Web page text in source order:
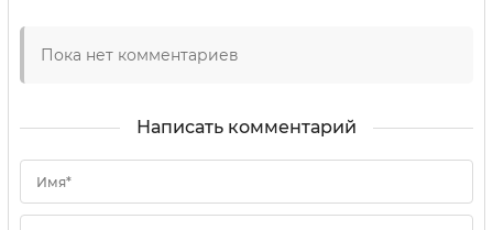
Пока нет комментариев
Написать комментарий
Имя*